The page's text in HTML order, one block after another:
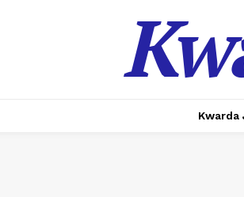
Kwarda